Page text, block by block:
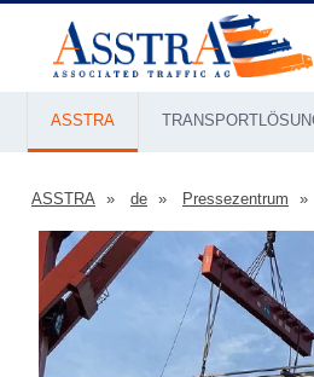
ASSTRA
ASSTRA de Pressezentrum